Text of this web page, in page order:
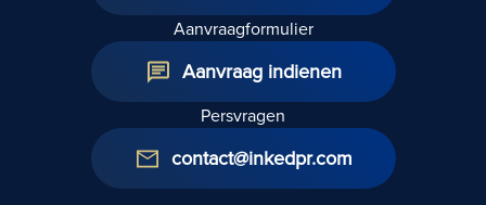
Aanvraagformulier
Aanvraag indienen
Persvragen
contact@inkedpr.com